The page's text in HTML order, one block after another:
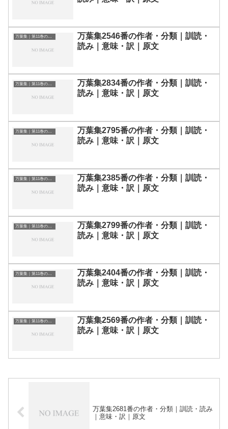
万葉集｜第11巻の和歌一覧
万葉集2546番の作者・分類｜訓読・
読み｜意味・訳｜原文
万葉集｜第11巻の和歌一覧
万葉集2834番の作者・分類｜訓読・
読み｜意味・訳｜原文
万葉集｜第11巻の和歌一覧
万葉集2795番の作者・分類｜訓読・
読み｜意味・訳｜原文
万葉集｜第11巻の和歌一覧
万葉集2385番の作者・分類｜訓読・
読み｜意味・訳｜原文
万葉集｜第11巻の和歌一覧
万葉集2799番の作者・分類｜訓読・
読み｜意味・訳｜原文
万葉集｜第11巻の和歌一覧
万葉集2404番の作者・分類｜訓読・
読み｜意味・訳｜原文
万葉集｜第11巻の和歌一覧
万葉集2569番の作者・分類｜訓読・
読み｜意味・訳｜原文
万葉集2681番の作者・分類｜訓読・読み
｜意味・訳｜原文